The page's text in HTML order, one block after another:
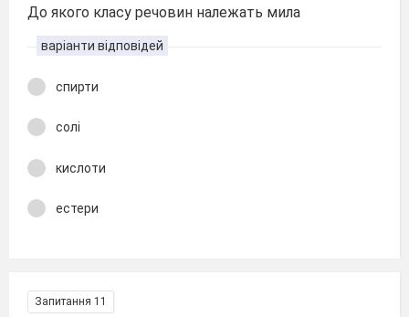
До якого класу речовин належать мила
варіанти відповідей
спирти
солі
кислоти
естери
Запитання 11